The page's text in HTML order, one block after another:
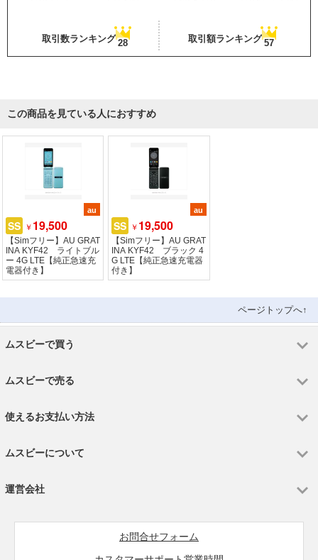
取引数ランキング 28 取引額ランキング 57
この商品を見ている人におすすめ
au
SS ￥19,500
【Simフリー】AU GRAT
INA KYF42 ライトブル
ー 4G LTE【純正急速充
電器付き】
au
SS ￥19,500
【Simフリー】AU GRAT
INA KYF42 ブラック 4
G LTE【純正急速充電器
付き】
ページトップへ↑
ムスビーで買う
ムスビーで売る
使えるお支払い方法
ムスビーについて
運営会社
お問合せフォーム